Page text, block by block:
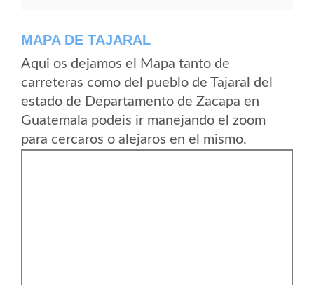
MAPA DE TAJARAL
Aqui os dejamos el Mapa tanto de
carreteras como del pueblo de Tajaral del
estado de Departamento de Zacapa en
Guatemala podeis ir manejando el zoom
para cercaros o alejaros en el mismo.